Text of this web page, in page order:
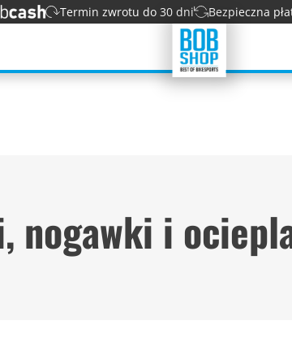
Termin zwrotu do 30 dni Bezpieczna
nogawki i